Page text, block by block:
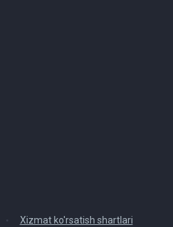
Xizmat ko'rsatish shartlari